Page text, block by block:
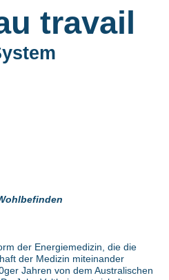
travail
der Energiemedizin, die die
der Medizin miteinander
Jahren von dem Australischen